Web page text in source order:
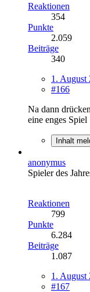
Reaktionen
354
Punkte
2.059
Beiträge
340
1. August
#166
Na dann
eine enges Spiel
Inhalt
anonymus
Spieler des
Reaktionen
799
Punkte
6.284
Beiträge
1.087
1. August
#167